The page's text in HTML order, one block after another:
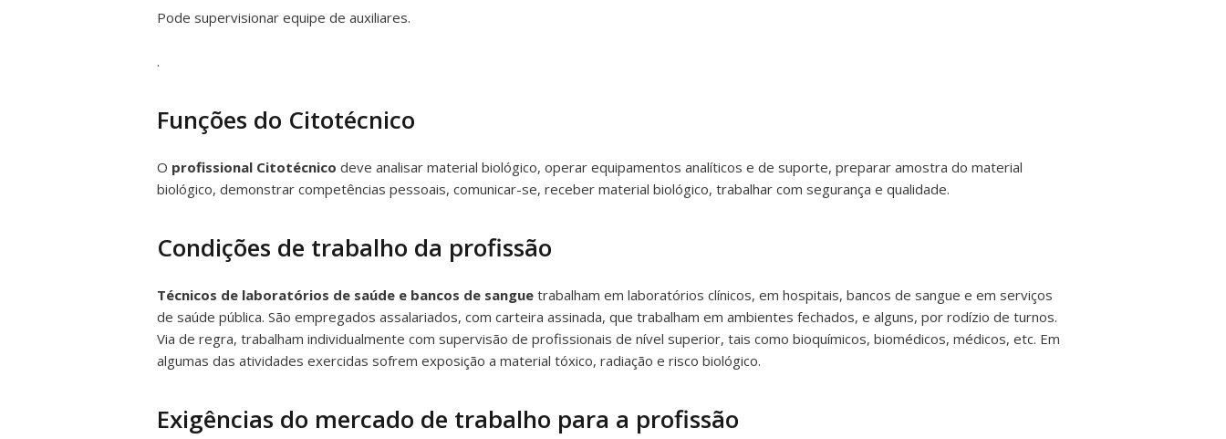
Pode supervisionar equipe de auxiliares.
.
Funções do Citotécnico
O profissional Citotécnico deve analisar material biológico, operar equipamentos analíticos e de suporte, preparar amostra do material
biológico, demonstrar competências pessoais, comunicar-se, receber material biológico, trabalhar com segurança e qualidade.
Condições de trabalho da profissão
Técnicos de laboratórios de saúde e bancos de sangue trabalham em laboratórios clínicos, em hospitais, bancos de sangue e em serviços
de saúde pública. São empregados assalariados, com carteira assinada, que trabalham em ambientes fechados, e alguns, por rodízio de turnos.
Via de regra, trabalham individualmente com supervisão de profissionais de nível superior, tais como bioquímicos, biomédicos, médicos, etc. Em
algumas das atividades exercidas sofrem exposição a material tóxico, radiação e risco biológico.
Exigências do mercado de trabalho para a profissão